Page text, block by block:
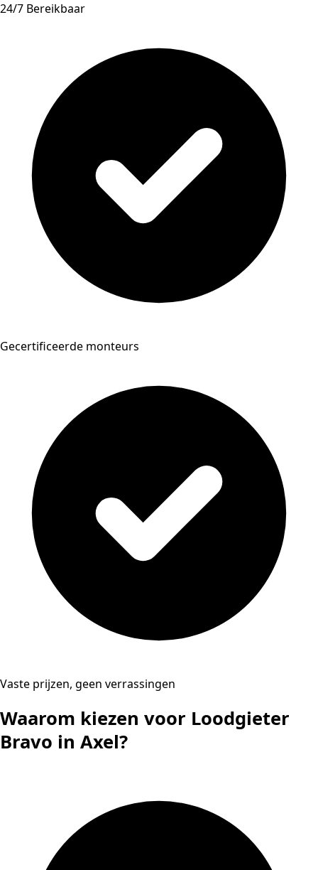
24/7 Bereikbaar
Gecertificeerde monteurs
Vaste prijzen, geen verrassingen
Waarom kiezen voor Loodgieter
Bravo in Axel?